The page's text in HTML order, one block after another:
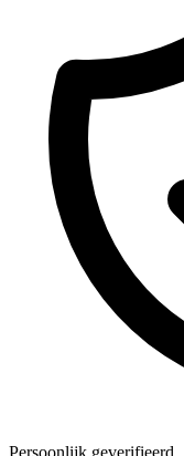
Persoonlijk geverifieerd